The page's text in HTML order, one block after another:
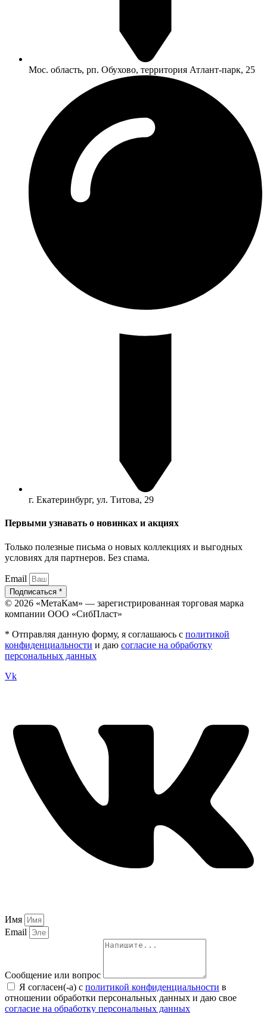
Мос. область, рп. Обухово, территория Атлант-парк, 25
г. Екатеринбург, ул. Титова, 29
Первыми узнавать о новинках и акциях
Только полезные письма о новых коллекциях и выгодных
условиях для партнеров. Без спама.
Email
Подписаться *
© 2026 «МетаКам» — зарегистрированная торговая марка
компании ООО «СибПласт»
* Отправляя данную форму, я соглашаюсь с политикой
конфиденциальности и даю согласие на обработку
персональных данных
Vk
Имя
Email
Сообщение или вопрос
Я согласен(-а) с политикой конфиденциальности в
отношении обработки персональных данных и даю свое
согласие на обработку персональных данных